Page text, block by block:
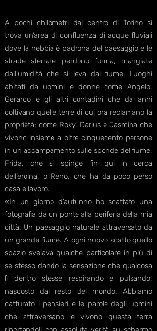
A pochi chilometri dal centro di Torino si
trova un’area di confluenza di acque fluviali
dove la nebbia è padrona del paesaggio e le
strade sterrate perdono forma, mangiate
dall’umidità che si leva dal fiume. Luoghi
abitati da uomini e donne come Angelo,
Gerardo e gli altri contadini che da anni
coltivano quelle terre di cui ora reclamano la
proprietà; come Roky, Darius e Jasmina che
vivono insieme a oltre cinquecento persone
in un accampamento sulle sponde del fiume,
Frida, che si spinge fin qui in cerca
dell’eroina, o Reno, che ha da poco perso
casa e lavoro.
«In un giorno d’autunno ho scattato una
fotografia da un ponte alla periferia della mia
città. Un paesaggio naturale attraversato da
un grande fiume. A ogni nuovo scatto quello
spazio svelava qualche particolare in più di
se stesso dando la sensazione che qualcosa
lì dentro stesse respirando e pulsando,
nascosto dal resto del mondo. Abbiamo
catturato i pensieri e le parole degli uomini
che attraversano e vivono questa terra